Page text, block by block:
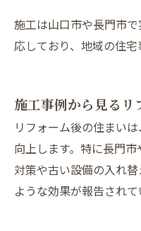
施工は山口市や長門市
応しており、地域の住宅
施工事例から見るリ
リフォーム後の住まい
向上します。特に長門
対策や古い設備の入れ
ような効果が報告されて